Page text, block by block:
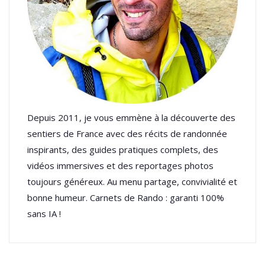
Depuis 2011, je vous emmène à la découverte des
sentiers de France avec des récits de randonnée
inspirants, des guides pratiques complets, des
vidéos immersives et des reportages photos
toujours généreux. Au menu partage, convivialité et
bonne humeur. Carnets de Rando : garanti 100%
sans IA !